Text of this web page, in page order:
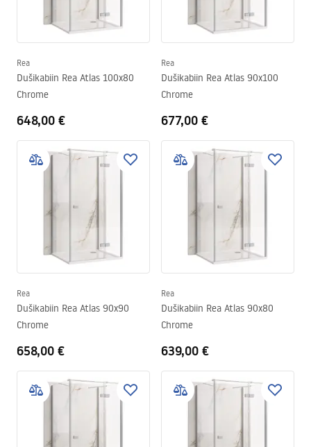
Rea
Dušikabiin Rea Atlas 100x80
Chrome
648,00 €
Rea
Dušikabiin Rea Atlas 90x100
Chrome
677,00 €
Rea
Dušikabiin Rea Atlas 90x90
Chrome
658,00 €
Rea
Dušikabiin Rea Atlas 90x80
Chrome
639,00 €